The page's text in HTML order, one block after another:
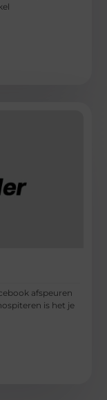
afspeuren
is het je